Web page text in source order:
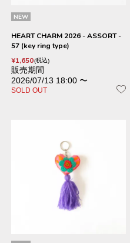
NEW
HEART CHARM 2026 - ASSORT -
57 (key ring type)
¥1,650 税込
販売期間
2026/07/13 18:00 〜
SOLD OUT